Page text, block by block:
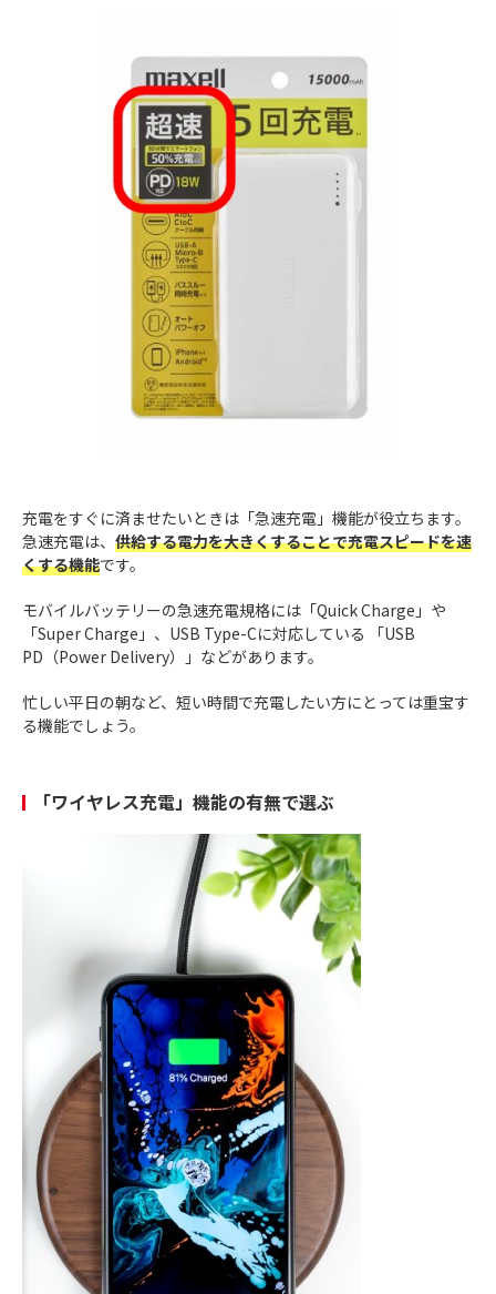
充電をすぐに済ませたいときは「急速充電」機能が役立ちます。
急速充電は、 供給する電力を大きくすることで充電スピードを速
くする機能です。
モバイルバッテリーの急速充電規格には「Quick Charge」や
「Super Charge」、USB Type-Cに対応している 「USB
PD（Power Delivery）」などがあります。
忙しい平日の朝など、短い時間で充電したい方にとっては重宝す
る機能でしょう。
「ワイヤレス充電」機能の有無で選ぶ